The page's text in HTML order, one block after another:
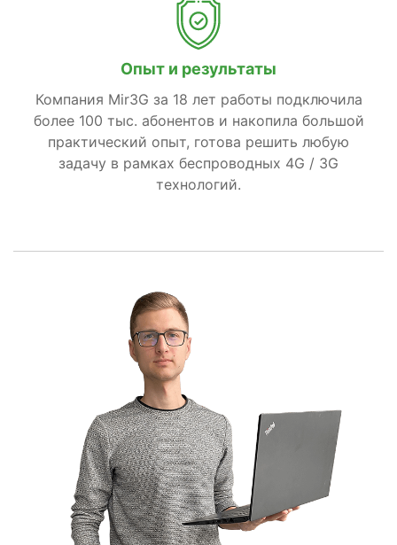
Опыт и результаты
Компания Mir3G за 18 лет работы подключила
более 100 тыс. абонентов и накопила большой
практический опыт, готова решить любую
задачу в рамках беспроводных 4G / 3G
технологий.